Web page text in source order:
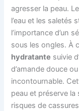
agresser la peau.
l’eau et les saletés
l’importance d’un
sous les ongles. À
hydratante suivie
d’amande douce
incontournable.
peau et préserve la
risques de